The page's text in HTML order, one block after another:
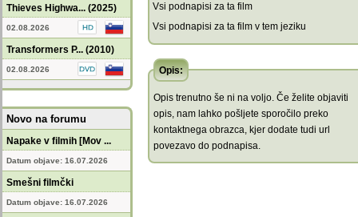
Thieves Highwa... (2025)
02.08.2026
Transformers P... (2010)
02.08.2026
Novo na forumu
Napake v filmih [Mov ...
Datum objave: 16.07.2026
Smešni filmčki
Datum objave: 16.07.2026
Vsi podnapisi za ta film
Vsi podnapisi za ta film v tem jeziku
Opis:
Opis trenutno še ni na voljo. Če želite objaviti
opis, nam lahko pošljete sporočilo preko
kontaktnega obrazca, kjer dodate tudi url
povezavo do podnapisa.